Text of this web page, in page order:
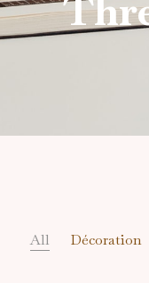
All Décoration